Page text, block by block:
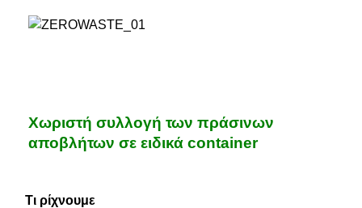
Χωριστή συλλογή των πράσινων
αποβλήτων σε ειδικά container
Τι ρίχνουμε